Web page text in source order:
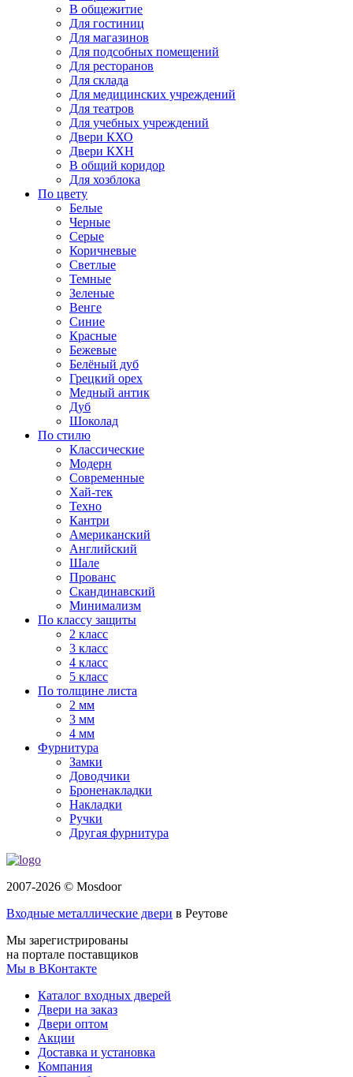
В общежитие
Для гостиниц
Для магазинов
Для подсобных помещений
Для ресторанов
Для склада
Для медицинских учреждений
Для театров
Для учебных учреждений
Двери КХО
Двери КХН
В общий коридор
Для хозблока
По цвету
Белые
Черные
Серые
Коричневые
Светлые
Темные
Зеленые
Венге
Синие
Красные
Бежевые
Белёный дуб
Грецкий орех
Медный антик
Дуб
Шоколад
По стилю
Классические
Модерн
Современные
Хай-тек
Техно
Кантри
Американский
Английский
Шале
Прованс
Скандинавский
Минимализм
По классу защиты
2 класс
3 класс
4 класс
5 класс
По толщине листа
2 мм
3 мм
4 мм
Фурнитура
Замки
Доводчики
Броненакладки
Накладки
Ручки
Другая фурнитура
2007-2026 © Mosdoor
Входные металлические двери в Реутове
Мы зарегистрированы
на портале поставщиков
Мы в ВКонтакте
Каталог входных дверей
Двери на заказ
Двери оптом
Акции
Доставка и установка
Компания